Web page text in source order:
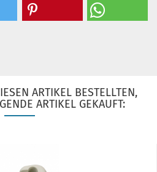
ARTIKEL BESTELLTEN,
ARTIKEL GEKAUFT: